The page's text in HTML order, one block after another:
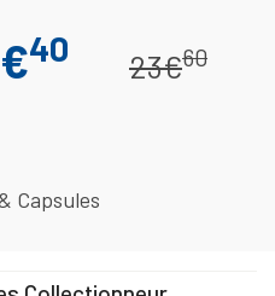
40 23€60
Capsules